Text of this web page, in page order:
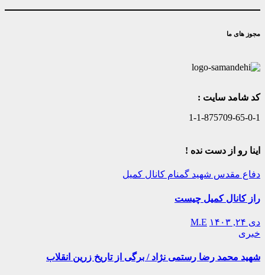
مجوز های ما
کد شامد سایت :
1-1-875709-65-0-1
اینا رو از دست نده !
دفاع مقدس شهید گمنام کانال کمیل
راز کانال کمیل چیست
دی ۲۴, ۱۴۰۳
M.E
خبری
شهید محمد رضا رستمی نژاد / برگی از تاریخ زرین انقلاب